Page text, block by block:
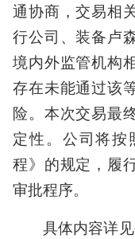
通协商，交易相
行公司、装备卢
境内外监管机构
存在未能通过该
险。本次交易最
定性。公司将
程》的规定，履
审批程序。
具体内容详